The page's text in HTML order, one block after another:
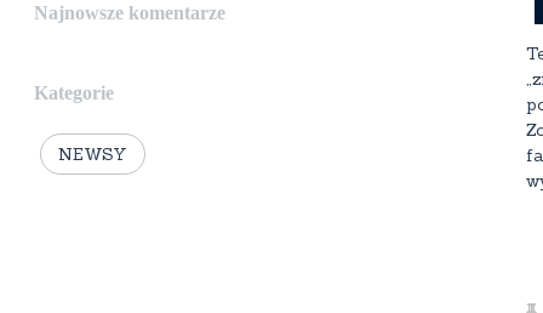
Najnowsze komentarze
Kategorie
NEWSY